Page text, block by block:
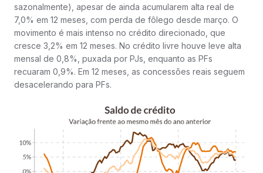
sazonalmente), apesar de ainda acumularem alta real de
7,0% em 12 meses, com perda de fôlego desde março. O
movimento é mais intenso no crédito direcionado, que
cresce 3,2% em 12 meses. No crédito livre houve leve alta
mensal de 0,8%, puxada por PJs, enquanto as PFs
recuaram 0,9%. Em 12 meses, as concessões reais seguem
desacelerando para PFs.